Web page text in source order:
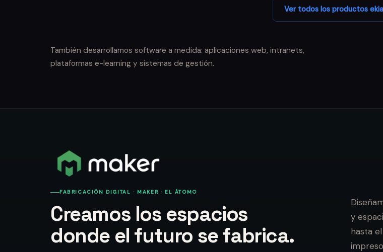
Ver todos los productos
También desarrollamos software a medida: aplicaciones web, intranets,
plataformas e-learning y sistemas de gestión.
FABRICACIÓN DIGITAL · MAKER · EL ÁTOMO
Creamos los espacios
donde el futuro se fabrica.
y
hasta